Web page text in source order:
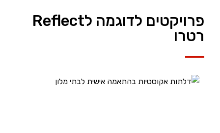
פרויקטים לדוגמה לReflect
רטרו